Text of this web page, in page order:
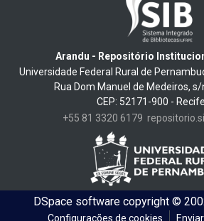
Arandu - Repositório
Universidade Federal Rural de
Rua Dom Manuel de Medeiros, s/
CEP: 52171-900 -
+55 81 3320 6179
DSpace softwarecopyright ©
Configurações de cookies